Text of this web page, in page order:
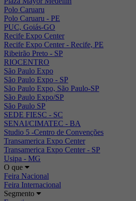
Polo Caruaru
Polo Caruaru - PE
PUC, Goiás-GO
Recife Expo Center
Recife Expo Center - Recife, PE
Ribeirão Preto - SP
RIOCENTRO
São Paulo Expo
São Paulo Expo - SP
São Paulo Expo, São Paulo-SP
São Paulo Expo/SP
São Paulo SP
SEDE FIESC - SC
SENAI/CIMATEC - BA
Studio 5 -Centro de Convenções
Transamerica Expo Center
Transamerica Expo Center - SP
Usipa - MG
O que
Feira Nacional
Feira Internacional
Segmento